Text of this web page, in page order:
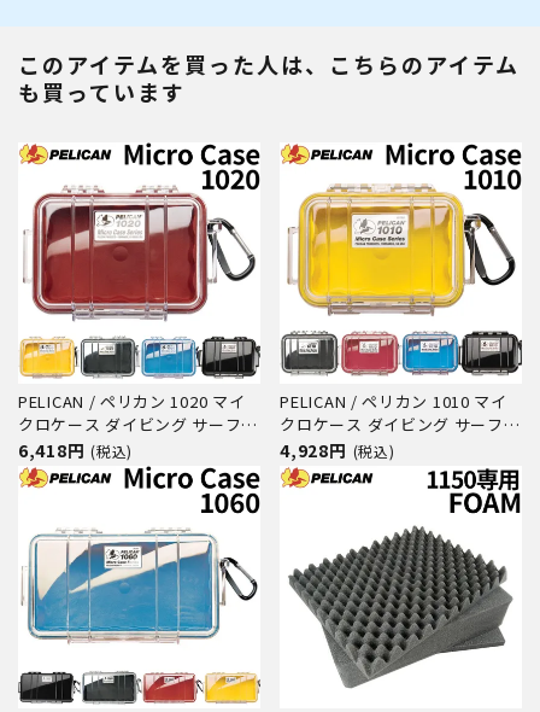
このアイテムを買った人は、こちらのアイテム
も買っています
PELICAN / ペリカン 1020 マイ
クロケース ダイビング サーフィ
ン アウトドア キャンプ 釣り カ
メラ 精密機器 防水 防塵 耐衝撃
6,418円 (税込)
PELICAN / ペリカン 1010 マイ
クロケース ダイビング サーフィ
ン アウトドア キャンプ 釣り カ
メラ 精密機器 防水 防塵 耐衝撃
4,928円 (税込)